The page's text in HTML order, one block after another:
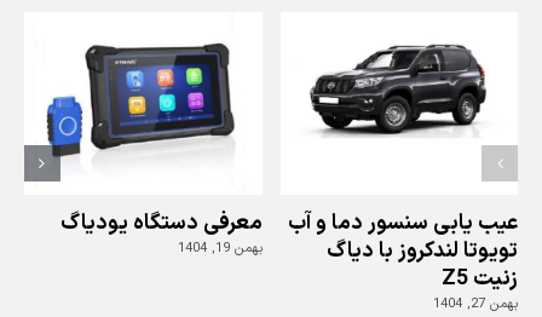
وراکروز
با
دیاگ
زنیت
Z5
عیب یابی سنسور دما و آب
تویوتا لندکروز با دیاگ
زنیت Z5
بهمن 27, 1404
معرفی دستگاه یودیاگ
بهمن 19, 1404